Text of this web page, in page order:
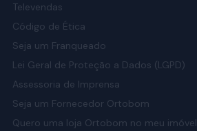
Televendas
Código de Ética
Seja um Franqueado
Lei Geral de Proteção a Dados (LGPD)
Assessoria de Imprensa
Seja um Fornecedor Ortobom
Quero uma loja Ortobom no meu imóvel